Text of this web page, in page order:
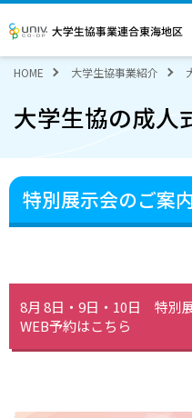
HOME 大学生協事業紹介
大学生協の成人
特別展示会のご案内
8月 8日・9日・10日 特別
WEB予約はこちら